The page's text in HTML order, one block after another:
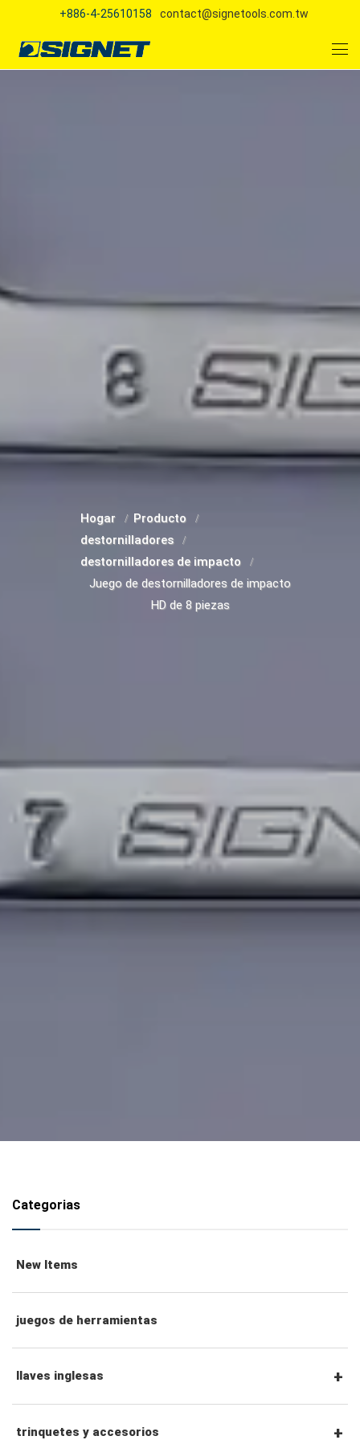
+886-4-25610158 contact@signetools.com.tw
Hogar
Producto
destornilladores
destornilladores de impacto
Juego de destornilladores de impacto
HD de 8 piezas
Categorias
New Items
juegos de herramientas
llaves inglesas
llaves combinadas
trinquetes y accesorios